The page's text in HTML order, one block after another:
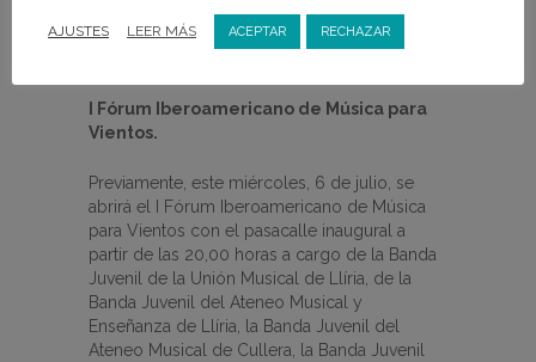
College of Music de Boston (EE.UU.) donde
inclinó su carrera hacia la música para el cine
I Fórum Iberoamericano de Música para
Vientos.
Previamente, este miércoles, 6 de julio, se
abrirá el I Fórum Iberoamericano de Música
para Vientos con el pasacalle inaugural a
partir de las 20,00 horas a cargo de la Banda
Juvenil de la Unión Musical de Llíria, de la
Banda Juvenil del Ateneo Musical y
Enseñanza de Llíria, la Banda Juvenil del
Ateneo Musical de Cullera, la Banda Juvenil
AJUSTES LEER MÁS ACEPTAR RECHAZAR